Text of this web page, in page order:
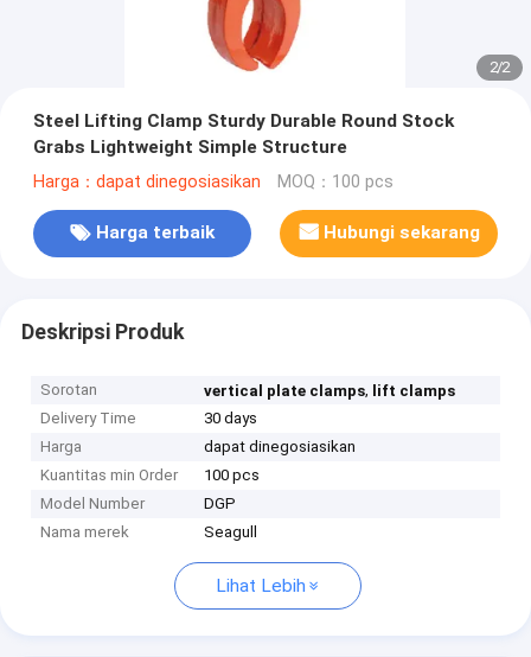
2/2
Steel Lifting Clamp Sturdy Durable Round Stock
Grabs Lightweight Simple Structure
Harga：dapat dinegosiasikan MOQ：100 pcs
Harga terbaik Hubungi sekarang
Deskripsi Produk
Sorotan vertical plate clamps, lift clamps
Delivery Time
30 days
Harga
dapat dinegosiasikan
Kuantitas min Order
100 pcs
Model Number
DGP
Nama merek
Seagull
Lihat Lebih